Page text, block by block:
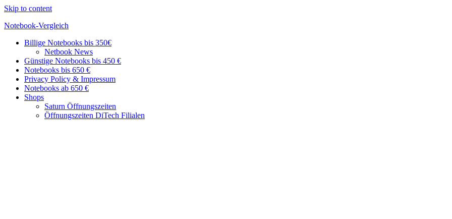
Skip to content
Notebook-Vergleich
Geräte
Vergleich
Billige Notebooks bis 350€
Netbook News
Günstige Notebooks bis 450 €
Notebooks bis 650 €
Privacy Policy & Impressum
Notebooks ab 650 €
Shops
Saturn Öffnungszeiten
Öffnungszeiten DiTech Filialen